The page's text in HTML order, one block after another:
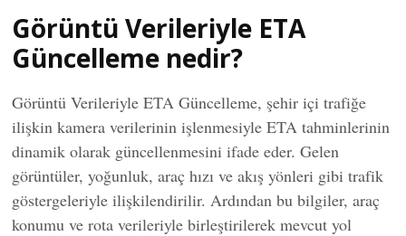
Görüntü Verileriyle ETA
Güncelleme nedir?
Görüntü Verileriyle ETA Güncelleme, şehir içi trafiğe
ilişkin kamera verilerinin işlenmesiyle ETA tahminlerinin
dinamik olarak güncellenmesini ifade eder. Gelen
görüntüler, yoğunluk, araç hızı ve akış yönleri gibi trafik
göstergeleriyle ilişkilendirilir. Ardından bu bilgiler, araç
konumu ve rota verileriyle birleştirilerek mevcut yol